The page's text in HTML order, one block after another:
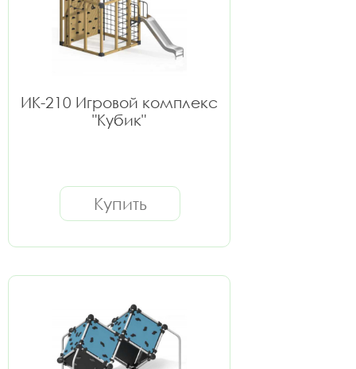
ИК-210 Игровой комплекс
"Кубик"
Купить